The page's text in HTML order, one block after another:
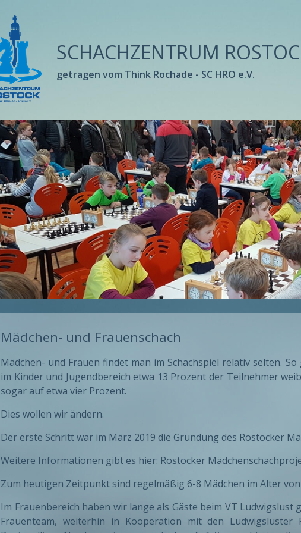
SCHACHZENTRUM
getragen vom Think Rochade - SC HRO e.V.
Mädchen- und Frauenschach
Mädchen- und Frauen findet man im Schachspiel relativ selten.
im Kinder und Jugendbereich etwa 13 Prozent der Teilnehmer
sogar auf etwa vier Prozent.
Dies wollen wir ändern.
Der erste Schritt war im März 2019 die Gründung des Rostocker
Weitere Informationen gibt es hier: Rostocker
Zum heutigen Zeitpunkt sind regelmäßig 6-8 Mädchen im Alter
Im Frauenbereich haben wir lange als Gäste beim VT Ludwigslust
Frauenteam, weiterhin in Kooperation mit den